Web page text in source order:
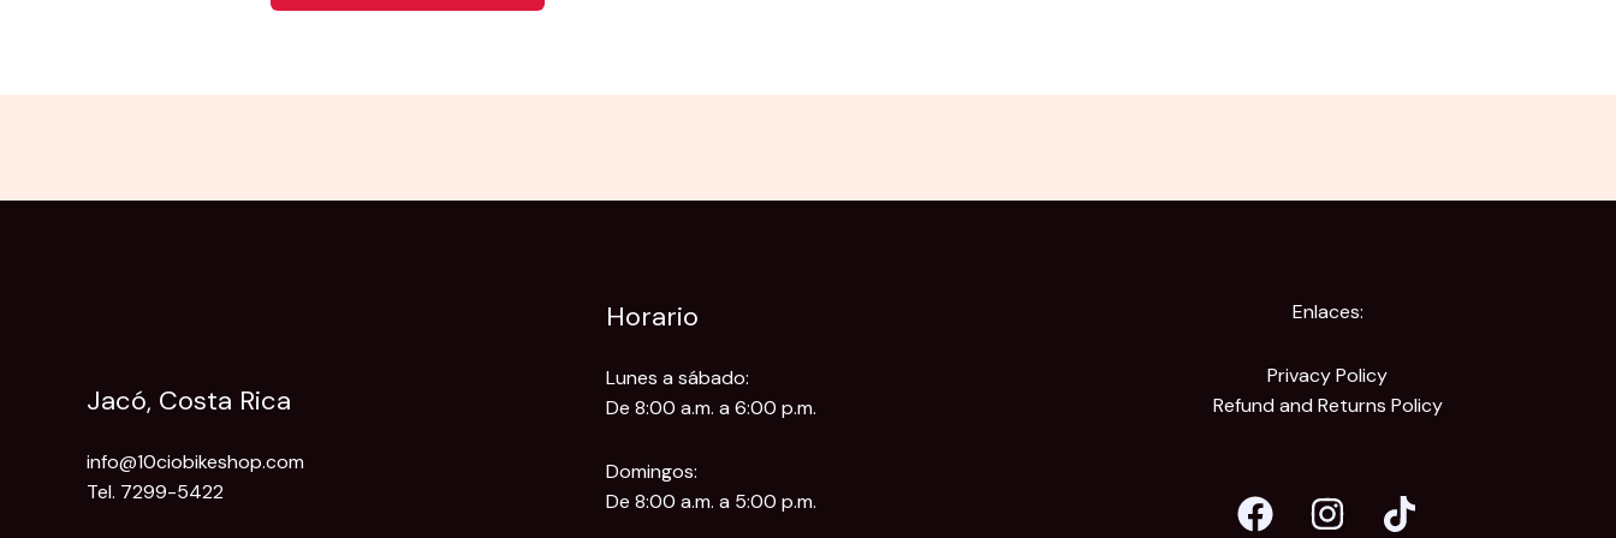
Jacó, Costa Rica
info@10ciobikeshop.com
Tel. 7299-5422
Horario
Lunes a sábado:
De 8:00 a.m. a 6:00 p.m.
Domingos:
De 8:00 a.m. a 5:00 p.m.
Enlaces:
Privacy Policy
Refund and Returns Policy